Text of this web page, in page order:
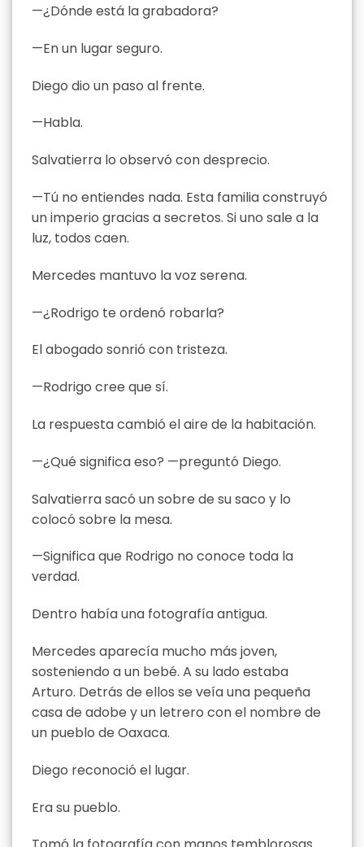
—¿Dónde está la grabadora?
—En un lugar seguro.
Diego dio un paso al frente.
—Habla.
Salvatierra lo observó con desprecio.
—Tú no entiendes nada. Esta familia construyó
un imperio gracias a secretos. Si uno sale a la
luz, todos caen.
Mercedes mantuvo la voz serena.
—¿Rodrigo te ordenó robarla?
El abogado sonrió con tristeza.
—Rodrigo cree que sí.
La respuesta cambió el aire de la habitación.
—¿Qué significa eso? —preguntó Diego.
Salvatierra sacó un sobre de su saco y lo
colocó sobre la mesa.
—Significa que Rodrigo no conoce toda la
verdad.
Dentro había una fotografía antigua.
Mercedes aparecía mucho más joven,
sosteniendo a un bebé. A su lado estaba
Arturo. Detrás de ellos se veía una pequeña
casa de adobe y un letrero con el nombre de
un pueblo de Oaxaca.
Diego reconoció el lugar.
Era su pueblo.